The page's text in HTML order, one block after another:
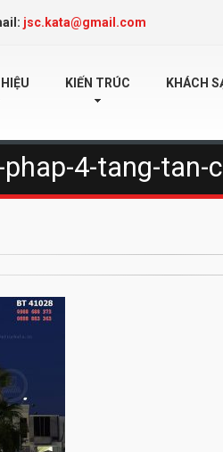
jsc.kata@gmail.com
KIẾN TRÚC KHÁCH
4-tang-tan-